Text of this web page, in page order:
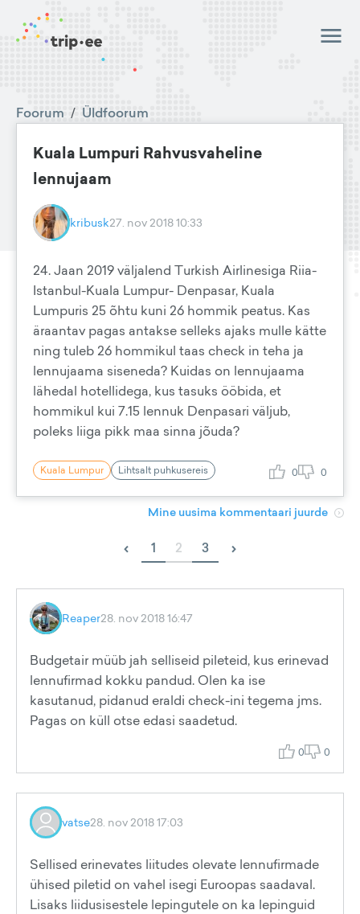
Foorum / Üldfoorum
Kuala Lumpuri Rahvusvaheline
lennujaam
kribusk27. nov 2018 10:33
24. Jaan 2019 väljalend Turkish Airlinesiga Riia-
Istanbul-Kuala Lumpur- Denpasar, Kuala
Lumpuris 25 õhtu kuni 26 hommik peatus. Kas
äraantav pagas antakse selleks ajaks mulle kätte
ning tuleb 26 hommikul taas check in teha ja
lennujaama siseneda? Kuidas on lennujaama
lähedal hotellidega, kus tasuks ööbida, et
hommikul kui 7.15 lennuk Denpasari väljub,
poleks liiga pikk maa sinna jõuda?
Kuala Lumpur Lihtsalt puhkusereis 0 0
Mine uusima kommentaari juurde
‹ 1 2 3 ›
Reaper28. nov 2018 16:47
Budgetair müüb jah selliseid pileteid, kus erinevad
lennufirmad kokku pandud. Olen ka ise
kasutanud, pidanud eraldi check-ini tegema jms.
Pagas on küll otse edasi saadetud.
0 0
vatse28. nov 2018 17:03
Sellised erinevates liitudes olevate lennufirmade
ühised piletid on vahel isegi Euroopas saadaval.
Lisaks liidusisestele lepingutele on ka lepinguid